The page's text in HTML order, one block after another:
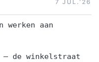
7 JUL.‘26
werken aan
— de winkelstraat